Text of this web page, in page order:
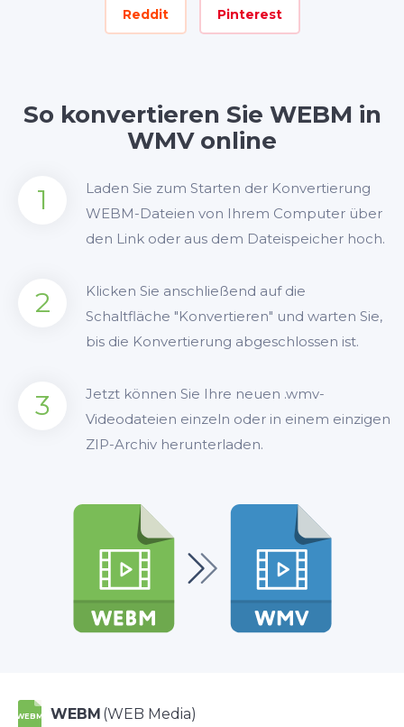
Reddit Pinterest
So konvertieren Sie WEBM in
WMV online
1
Laden Sie zum Starten der Konvertierung
WEBM-Dateien von Ihrem Computer über
den Link oder aus dem Dateispeicher hoch.
2
Klicken Sie anschließend auf die
Schaltfläche "Konvertieren" und warten Sie,
bis die Konvertierung abgeschlossen ist.
3
Jetzt können Sie Ihre neuen .wmv-
Videodateien einzeln oder in einem einzigen
ZIP-Archiv herunterladen.
WEBM WEBM (WEB Media)